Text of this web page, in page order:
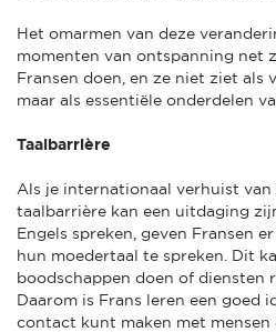
Het omarmen van deze
momenten van ontspanning net
Fransen doen, en ze niet ziet
maar als essentiële onderdelen
Taalbarrière
Als je internationaal verhuist van
taalbarrière kan een uitdaging
Engels spreken, geven Fransen
hun moedertaal te spreken. Dit
boodschappen doen of diensten
Daarom is Frans leren een goed
contact kunt maken met